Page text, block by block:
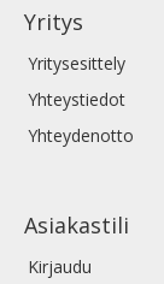
Yritys
Yritysesittely
Yhteystiedot
Yhteydenotto
Asiakastili
Kirjaudu